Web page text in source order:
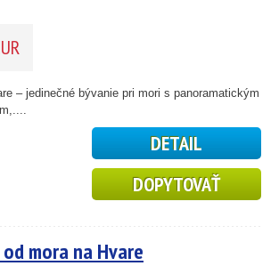
59
14
55
2
(34)
– jedinečné bývanie pri mori s panoramatickým
DETAIL
DOPYTOVAŤ
mora na Hvare